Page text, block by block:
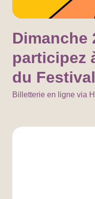
Dimanche
participez
du
Billetterie en ligne via